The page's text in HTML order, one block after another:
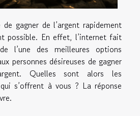
gagner de l’argent rapidement
possible. En effet, l’internet fait
l’une des meilleures options
personnes désireuses de gagner
Quelles sont alors les
s’offrent à vous ? La réponse